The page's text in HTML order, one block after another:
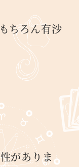
ちろん有沙
がありま